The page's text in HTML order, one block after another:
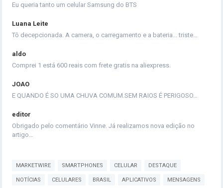
Eu queria tanto um celular Samsung do BTS
Luana Leite
Tô decepcionada. A camera, o carregamento e a bateria... triste…
aldo
Comprei 1 está 600 reais com frete gratis na aliexpress.
JOAO
E QUANDO É SO UMA CHUVA COMUM.SEM RAIOS É PERIGOSO…
editor
Obrigado pelo comentário Vinne. Já realizamos nova edição no
artigo…
MARKETWIRE SMARTPHONES CELULAR DESTAQUE
NOTÍCIAS CELULARES BRASIL APLICATIVOS MENSAGENS